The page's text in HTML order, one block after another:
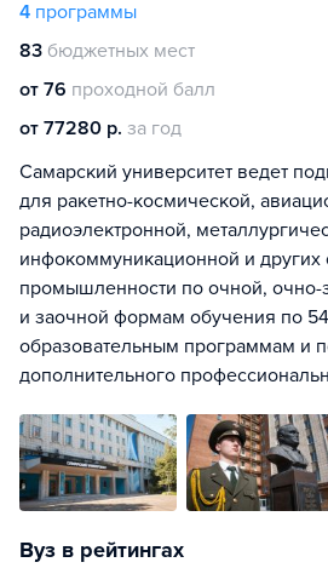
4 программы
83 бюджетных мест
от 76 проходной балл
от 77280 р. за год
Самарский университет ведет
для ракетно-космической,
радиоэлектронной,
инфокоммуникационной и других
промышленности по очной, очно-
и заочной формам обучения по
образовательным программам и
дополнительного
Вуз в рейтингах